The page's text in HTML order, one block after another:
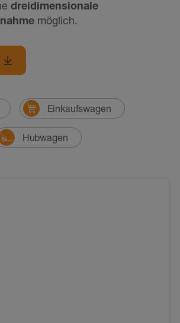
dreidimensionale
möglich.
Einkaufswagen
Hubwagen